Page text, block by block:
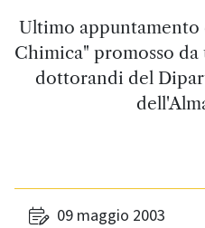
Ultimo appuntamento
Chimica" promosso
dottorandi del
09 maggio 2003